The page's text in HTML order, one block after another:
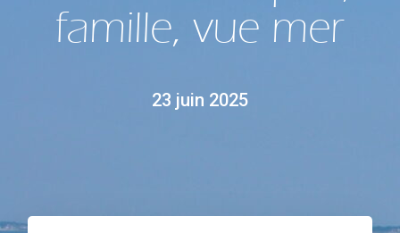
famille, vue mer
23 juin 2025